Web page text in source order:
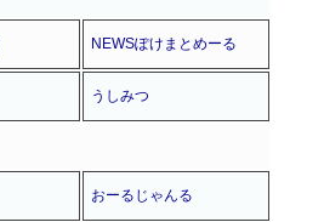
NEWSぽけまとめーる
うしみつ
おーるじゃんる